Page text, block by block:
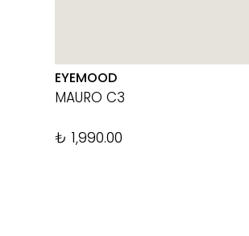
EYEMOOD
MAURO C3
₺ 1,990.00